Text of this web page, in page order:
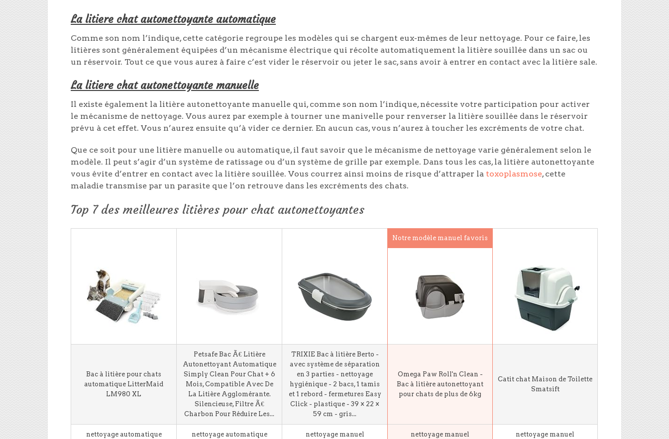
La litiere chat autonettoyante automatique
Comme son nom l’indique, cette catégorie regroupe les modèles qui se chargent eux-mêmes de leur nettoyage. Pour ce faire, les
litières sont généralement équipées d’un mécanisme électrique qui récolte automatiquement la litière souillée dans un sac ou
un réservoir. Tout ce que vous aurez à faire c’est vider le réservoir ou jeter le sac, sans avoir à entrer en contact avec la litière sale.
La litiere chat autonettoyante manuelle
Il existe également la litière autonettoyante manuelle qui, comme son nom l’indique, nécessite votre participation pour activer
le mécanisme de nettoyage. Vous aurez par exemple à tourner une manivelle pour renverser la litière souillée dans le réservoir
prévu à cet effet. Vous n’aurez ensuite qu’à vider ce dernier. En aucun cas, vous n’aurez à toucher les excréments de votre chat.
Que ce soit pour une litière manuelle ou automatique, il faut savoir que le mécanisme de nettoyage varie généralement selon le
modèle. Il peut s’agir d’un système de ratissage ou d’un système de grille par exemple. Dans tous les cas, la litière autonettoyante
vous évite d’entrer en contact avec la litière souillée. Vous courrez ainsi moins de risque d’attraper la toxoplasmose, cette
maladie transmise par un parasite que l’on retrouve dans les excréments des chats.
Top 7 des meilleures litières pour chat autonettoyantes
Notre modèle manuel favoris
Bac à litière pour chats
automatique LitterMaid
LM980 XL
Petsafe Bac Ã€ Litière
Autonettoyant Automatique
Simply Clean Pour Chat + 6
Mois, Compatible Avec De
La Litière Agglomérante.
Silencieuse, Filtre Ã€
Charbon Pour Réduire Les...
TRIXIE Bac à litière Berto -
avec système de séparation
en 3 parties - nettoyage
hygiénique - 2 bacs, 1 tamis
et 1 rebord - fermetures Easy
Click - plastique - 39 × 22 ×
59 cm - gris...
Omega Paw Roll'n Clean -
Bac à litière autonettoyant
pour chats de plus de 6kg
Catit chat Maison de Toilette
Smatsift
nettoyage automatique nettoyage automatique nettoyage manuel nettoyage manuel nettoyage manuel